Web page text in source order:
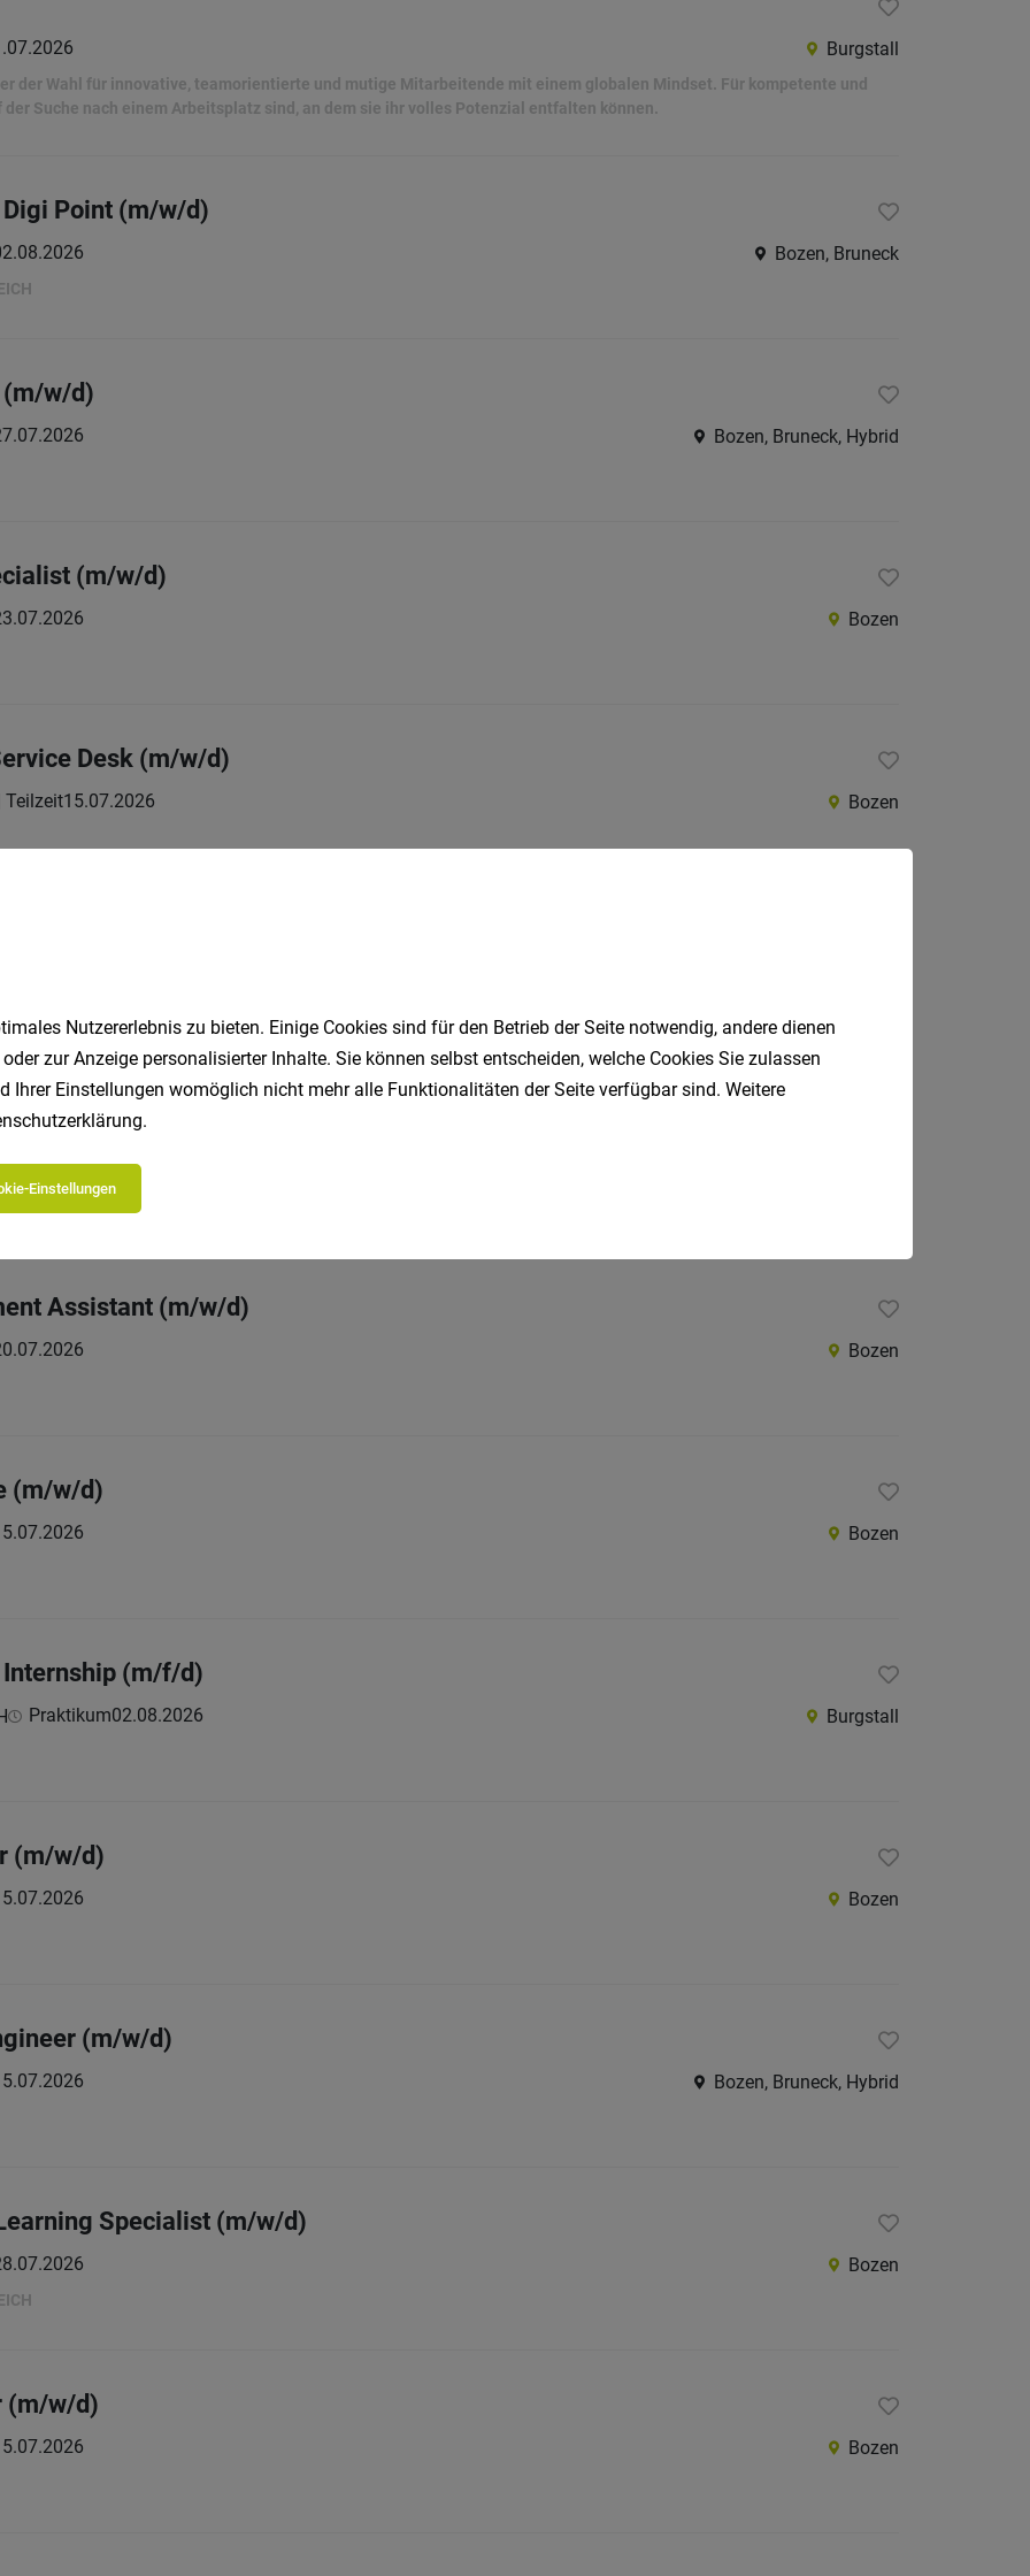
Burgstall
der Wahl für innovative, teamorientierte und mutige Mitarbeitende mit einem globalen Mindset. Für kompetente und
der Suche nach einem Arbeitsplatz sind, an dem sie ihr volles Potenzial entfalten können.
Point (m/w/d)
Bozen, Bruneck
(m/w/d)
Bozen, Bruneck, Hybrid
(m/w/d)
Bozen
Desk (m/w/d)
Teilzeit15.07.2026 Bozen
Internship (m/f/d)
(m/f/d)
Praktikum02.08.2026
Assistant (m/w/d)
Bozen
(m/w/d)
Bozen
(m/f/d)
Praktikum02.08.2026 Burgstall
(m/w/d)
Bozen
(m/w/d)
Bozen, Bruneck, Hybrid
Specialist (m/w/d)
Bozen
(m/w/d)
Bozen
Nutzererlebnis zu bieten. Einige Cookies sind für den Betrieb der Seite notwendig, andere dienen
zur Anzeige personalisierter Inhalte. Sie können selbst entscheiden, welche Cookies Sie zulassen
Ihrer Einstellungen womöglich nicht mehr alle Funktionalitäten der Seite verfügbar sind. Weitere
.
Einstellungen